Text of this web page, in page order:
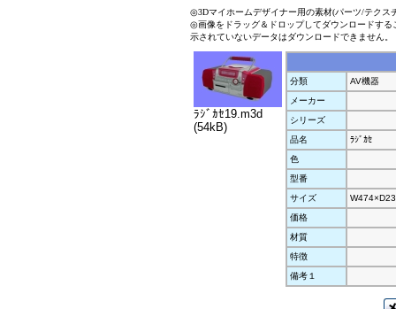
◎3Dマイホームデザイナー用の素材(パーツ/テクス
◎画像をドラッグ＆ドロップしてダウンロードす
示されていないデータはダウンロードできません。
ﾗｼﾞｶｾ19.m3d
(54kB)
分類
AV機器
メーカー
シリーズ
品名
ﾗｼﾞｶｾ
色
型番
サイズ
価格
材質
特徴
備考１